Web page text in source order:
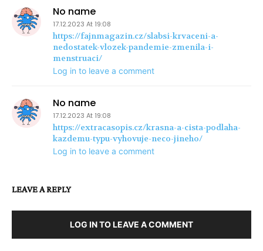
No name
17.12.2023 At 19:08
https://fajnmagazin.cz/slabsi-krvaceni-a-
nedostatek-vlozek-pandemie-zmenila-i-
menstruaci/
Log in to leave a comment
No name
17.12.2023 At 19:08
https://extracasopis.cz/krasna-a-cista-podlaha-
kazdemu-typu-vyhovuje-neco-jineho/
Log in to leave a comment
LEAVE A REPLY
LOG IN TO LEAVE A COMMENT